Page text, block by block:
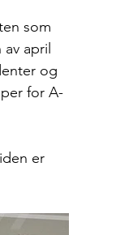
som
april
og
for A-
er